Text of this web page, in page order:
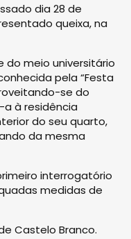
dia 28 de
queixa, na
do meio universitário
pela “Festa
se do
à residência
do seu quarto,
da mesma
interrogatório
medidas de
Castelo Branco.